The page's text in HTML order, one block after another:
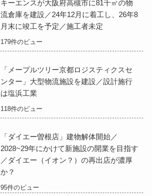
キーエンスが大阪府高槻市に81千㎡の物
流倉庫を建設／24年12月に着工し、26年8
月末に竣工を予定／施工者未定
179件のビュー
「メープルツリー京都ロジスティクスセ
ンター」大型物流施設を建設／設計施行
は塩浜工業
118件のビュー
「ダイエー曽根店」建物解体開始／
2028~29年にかけて新施設の開業を目指す
／ダイエー（イオン？）の再出店が濃厚
か？
95件のビュー